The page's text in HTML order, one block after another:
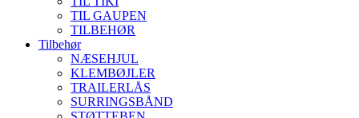
TIL GAUPEN
TILBEHØR
Tilbehør
NÆSEHJUL
KLEMBØJLER
TRAILERLÅS
SURRINGSBÅND